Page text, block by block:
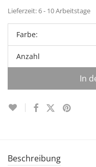
Lieferzeit:6 - 10 Arbeitstage
Farbe:
Anzahl
In
Beschreibung